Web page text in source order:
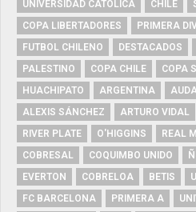
UNIVERSIDAD CATÓLICA
CHILE
COPA LIBERTADORES
PRIMERA
FUTBOL CHILENO
DESTACADOS
PALESTINO
COPA CHILE
COPA
HUACHIPATO
ARGENTINA
ALEXIS SÁNCHEZ
ARTURO VIDAL
RIVER PLATE
O'HIGGINS REAL
COBRESAL
COQUIMBO UNIDO
EVERTON
COBRELOA BETIS
FC BARCELONA
PRIMERA A